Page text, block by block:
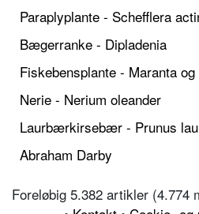
Paraplyplante - Schefflera
Bægerranke - Dipladenia
Fiskebensplante - Maranta
Nerie - Nerium oleander
Laurbærkirsebær - Prunus
Abraham Darby
Foreløbig 5.382 artikler (4.774